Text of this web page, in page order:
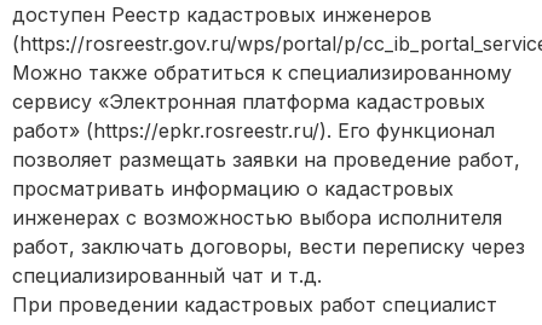
доступен Реестр кадастровых инженеров
(https://rosreestr.gov.ru/wps/portal/p/
Можно также обратиться к специализированному
сервису «Электронная платформа кадастровых
работ» (https://epkr.rosreestr.ru/). Его функционал
позволяет размещать заявки на проведение работ,
просматривать информацию о кадастровых
инженерах с возможностью выбора исполнителя
работ, заключать договоры, вести переписку через
специализированный чат и т.д.
При проведении кадастровых работ специалист